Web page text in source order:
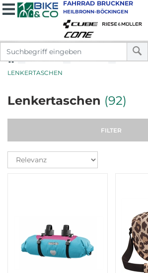
FAHRRAD BRUCKNER
HEILBRONN-BÖCKINGEN
ZUBEHÖR ZUBEHÖR
TASCHEN
LENKERTASCHEN
Lenkertaschen (92)
FILTER